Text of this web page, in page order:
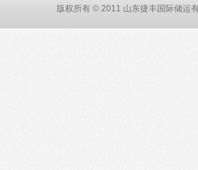
版权所有 © 2011 山东捷丰国际储运